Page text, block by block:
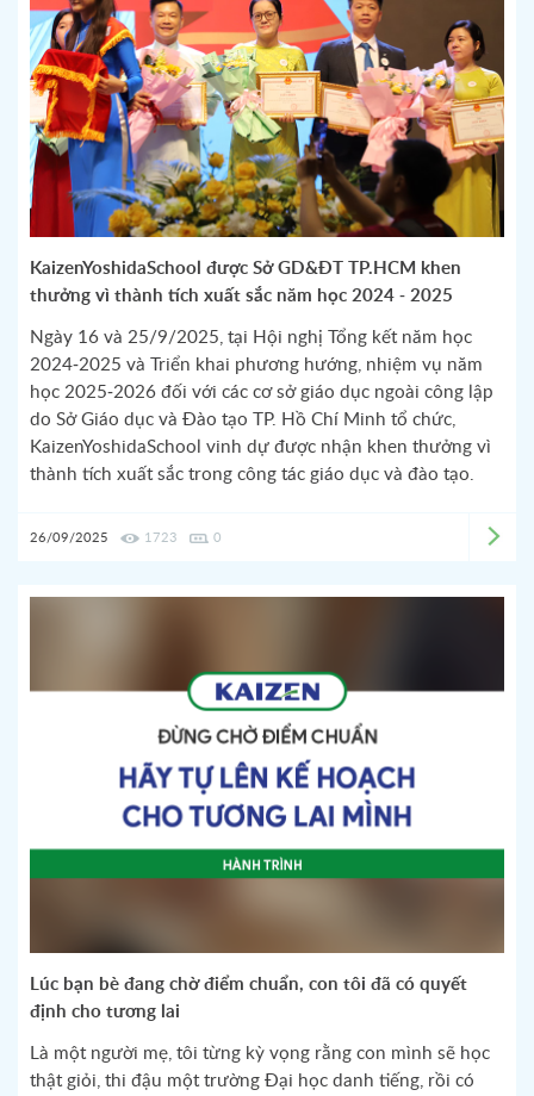
KaizenYoshidaSchool được Sở GD&ĐT TP.HCM khen
thưởng vì thành tích xuất sắc năm học 2024 - 2025
Ngày 16 và 25/9/2025, tại Hội nghị Tổng kết năm học
2024-2025 và Triển khai phương hướng, nhiệm vụ năm
học 2025-2026 đối với các cơ sở giáo dục ngoài công lập
do Sở Giáo dục và Đào tạo TP. Hồ Chí Minh tổ chức,
KaizenYoshidaSchool vinh dự được nhận khen thưởng vì
thành tích xuất sắc trong công tác giáo dục và đào tạo.
26/09/2025 1723 0
Lúc bạn bè đang chờ điểm chuẩn, con tôi đã có quyết
định cho tương lai
Là một người mẹ, tôi từng kỳ vọng rằng con mình sẽ học
thật giỏi, thi đậu một trường Đại học danh tiếng, rồi có